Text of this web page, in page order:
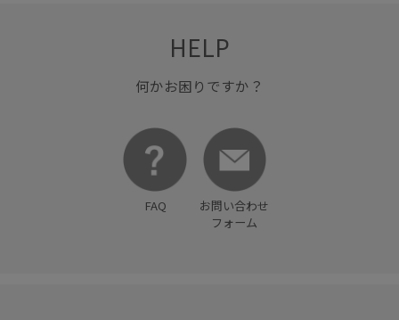
HELP
何かお困りですか？
FAQ
お問い合わせ
フォーム